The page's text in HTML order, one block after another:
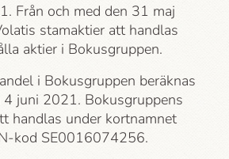
Från och med den 31 maj
stamaktier att handlas
aktier i Bokusgruppen.
i Bokusgruppen beräknas
4 juni 2021. Bokusgruppens
handlas under kortnamnet
kod SE0016074256.